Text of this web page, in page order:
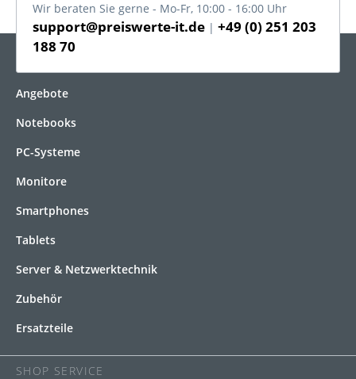
Wir beraten Sie gerne - Mo-Fr, 10:00 - 16:00 Uhr
support@preiswerte-it.de | +49 (0) 251 203
188 70
Angebote
Notebooks
PC-Systeme
Monitore
Smartphones
Tablets
Server & Netzwerktechnik
Zubehör
Ersatzteile
SHOP SERVICE